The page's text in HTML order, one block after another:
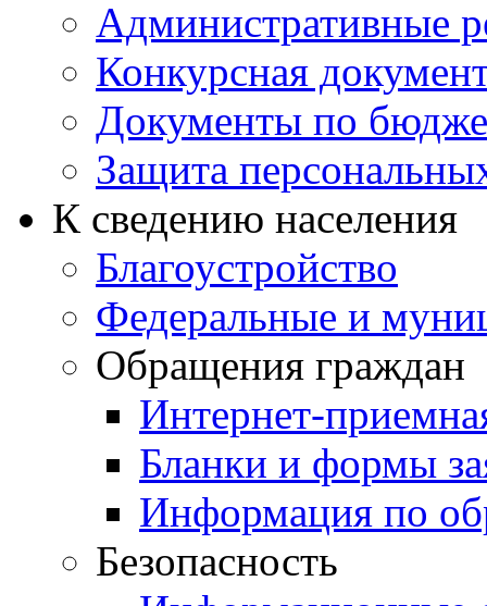
Административные
Конкурсная
Документы по
Защита
К сведению населения
Благоустройство
Федеральные и
Обращения граждан
Интернет-
Бланки и формы
Информация по
Безопасность